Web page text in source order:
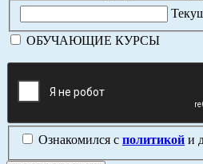
ОБУЧАЮЩИЕ КУРСЫ
Ознакомился с политикой и